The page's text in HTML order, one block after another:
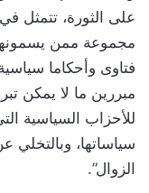
على الثورة،
مجموعة ممن
فتاوى وأحكاما
مبررين ما لا يمكن
للأحزاب السياسية
سياساتها، وبالتخلي
الزوال”.